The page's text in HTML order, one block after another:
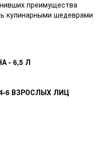
преимущества
кулинарными шедеврами
- 6,5 Л
6 ВЗРОСЛЫХ ЛИЦ